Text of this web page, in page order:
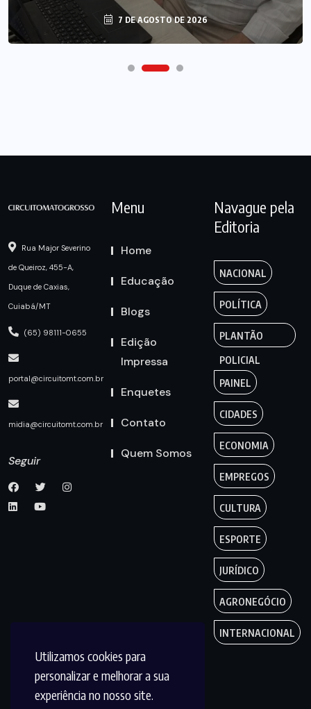
Utilizamos cookies para
personalizar e melhorar a sua
experiência no nosso site.
7 DE AGOSTO DE 2026
Rua Major Severino
de Queiroz, 455-A,
Duque de Caxias,
Cuiabá/MT
(65) 98111-0655
portal@circuitomt.com.br
midia@circuitomt.com.br
Seguir
Menu
Home
Educação
Blogs
Edição
Impressa
Enquetes
Contato
Quem Somos
Navague pela
Editoria
NACIONAL
POLÍTICA
PLANTÃO
POLICIAL
PAINEL
CIDADES
ECONOMIA
EMPREGOS
CULTURA
ESPORTE
JURÍDICO
AGRONEGÓCIO
INTERNACIONAL